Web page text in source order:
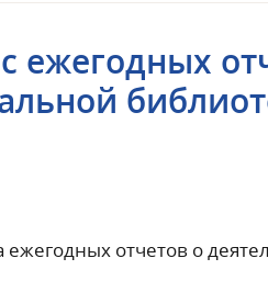
ежегодных
ежегодных отчетов о